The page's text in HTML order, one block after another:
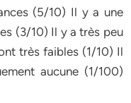
(5/10) Il y a une
(3/10) Il y a très peu
très faibles (1/10) Il
aucune (1/100)